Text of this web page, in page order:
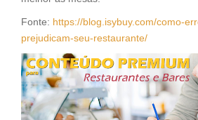
Fonte: https://blog.isybuy.com/como-
prejudicam-seu-restaurante/